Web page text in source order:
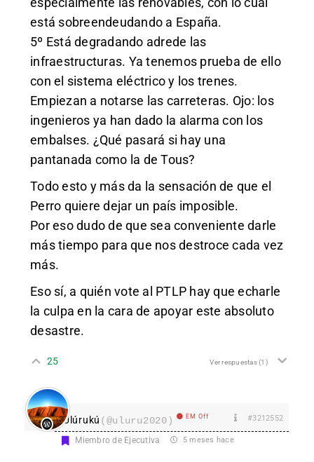
está sobreendeudando a España.
5º Está degradando adrede las
infraestructuras. Ya tenemos prueba de ello
con el sistema eléctrico y los trenes.
Empiezan a notarse las carreteras. Ojo: los
ingenieros ya han dado la alarma con los
embalses. ¿Qué pasará si hay una
pantanada como la de Tous?
Todo esto y más da la sensación de que el
Perro quiere dejar un país imposible.
Por eso dudo de que sea conveniente darle
más tiempo para que nos destroce cada vez
más.
Eso sí, a quién vote al PTLP hay que echarle
la culpa en la cara de apoyar este absoluto
desastre.
25 Ver respuestas(1)
Ulúrukú (@uluru2020) EM Off #3212552
Miembro de Ejecutiva 5 meses hace